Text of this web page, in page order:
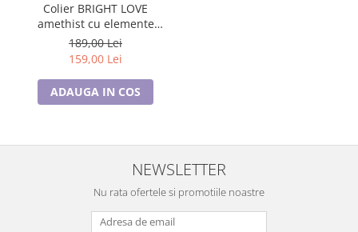
Colier BRIGHT LOVE
amethist cu elemente
Swarovski, placat cu aur 18k
189,00 Lei
159,00 Lei
ADAUGA IN COS
NEWSLETTER
Nu rata ofertele si promotiile noastre